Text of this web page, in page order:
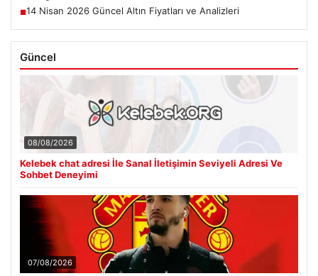
■14 Nisan 2026 Güncel Altın Fiyatları ve Analizleri
Güncel
08/08/2026
Kelebek chat adresi İle Sanal İletişimin Seviyeli Adresi Ve
Sohbet Deneyimi
07/08/2026